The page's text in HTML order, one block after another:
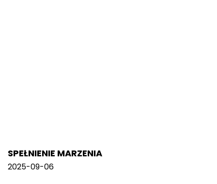
SPEŁNIENIE MARZENIA
2025-09-06